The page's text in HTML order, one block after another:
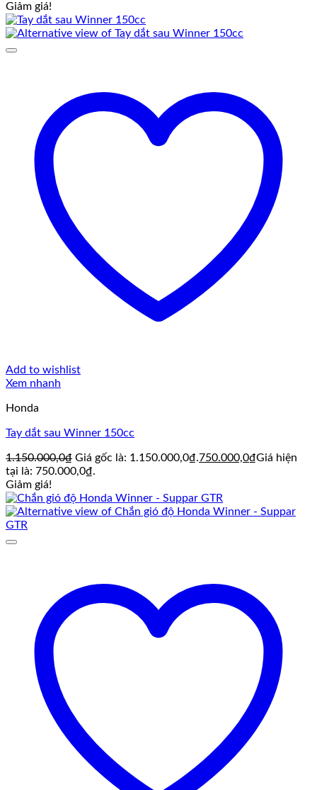
Giảm giá!
Add to wishlist
Xem nhanh
Honda
Tay dắt sau Winner 150cc
1.150.000,0₫ Giá gốc là: 1.150.000,0₫.750.000,0₫Giá hiện
tại là: 750.000,0₫.
Giảm giá!